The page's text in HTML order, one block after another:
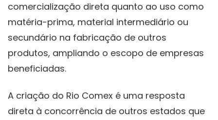
comercialização direta quanto ao uso como
matéria-prima, material intermediário ou
secundário na fabricação de outros
produtos, ampliando o escopo de empresas
beneficiadas.
A criação do Rio Comex é uma resposta
direta à concorrência de outros estados que